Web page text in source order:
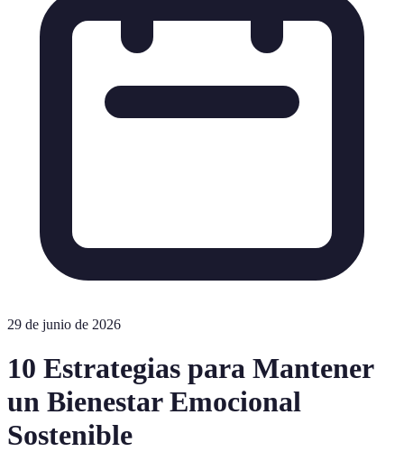
29 de junio de 2026
10 Estrategias para Mantener
un Bienestar Emocional
Sostenible